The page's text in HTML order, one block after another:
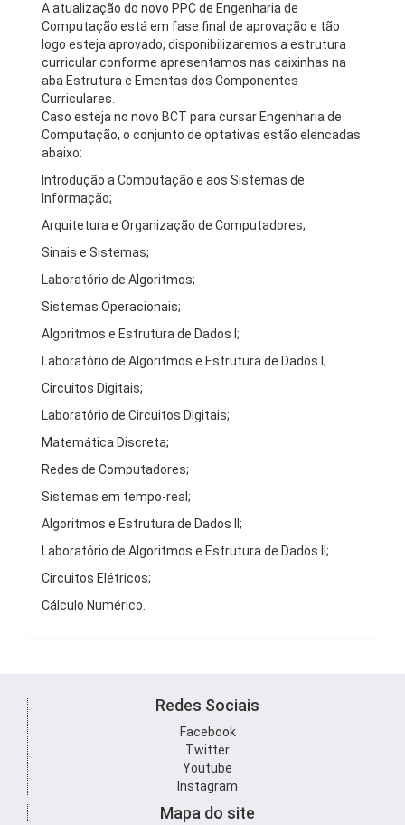
A atualização do novo PPC de Engenharia de
Computação está em fase final de aprovação e tão
logo esteja aprovado, disponibilizaremos a estrutura
curricular conforme apresentamos nas caixinhas na
aba Estrutura e Ementas dos Componentes
Curriculares.
Caso esteja no novo BCT para cursar Engenharia de
Computação, o conjunto de optativas estão elencadas
abaixo:
Introdução a Computação e aos Sistemas de
Informação;
Arquitetura e Organização de Computadores;
Sinais e Sistemas;
Laboratório de Algoritmos;
Sistemas Operacionais;
Algoritmos e Estrutura de Dados I;
Laboratório de Algoritmos e Estrutura de Dados I;
Circuitos Digitais;
Laboratório de Circuitos Digitais;
Matemática Discreta;
Redes de Computadores;
Sistemas em tempo-real;
Algoritmos e Estrutura de Dados II;
Laboratório de Algoritmos e Estrutura de Dados II;
Circuitos Elétricos;
Cálculo Numérico.
Redes Sociais
Facebook
Twitter
Youtube
Instagram
Mapa do site